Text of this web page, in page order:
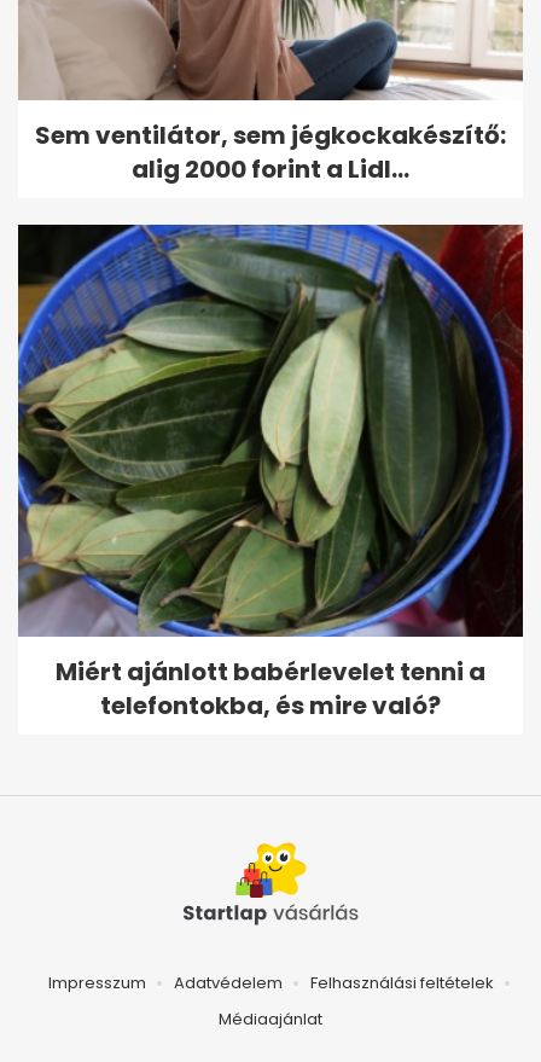
Sem ventilátor, sem jégkockakészítő:
alig 2000 forint a Lidl...
Miért ajánlott babérlevelet tenni a
telefontokba, és mire való?
Impresszum Adatvédelem
Felhasználási feltételek
Médiaajánlat